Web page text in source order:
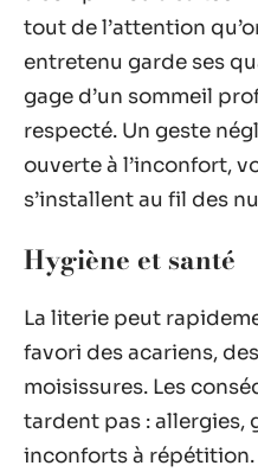
tout de l’attention
entretenu garde ses
gage d’un sommeil
respecté. Un geste
ouverte à l’inconfort,
s’installent au fil des
Hygiène et santé
La literie peut
favori des acariens,
moisissures. Les
tardent pas : allergies,
inconforts à